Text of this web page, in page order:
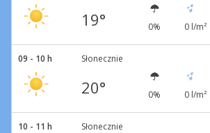
19° 0% 0 l/m²
09 - 10 h Słonecznie
20° 0% 0 l/m²
10 - 11 h Słonecznie